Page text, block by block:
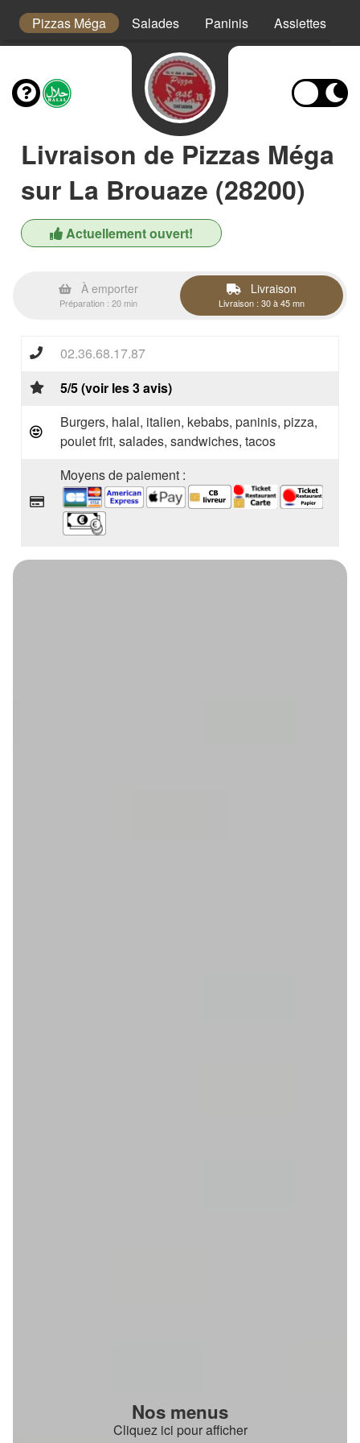
Pizzas Méga Salades Paninis Assiettes
Livraison de Pizzas Méga
sur La Brouaze (28200)
Actuellement ouvert!
À emporter
Préparation : 20 min
Livraison
Livraison : 30 à 45 mn
02.36.68.17.87
5/5 (voir les 3 avis)
Burgers, halal, italien, kebabs, paninis, pizza,
poulet frit, salades, sandwiches, tacos
Moyens de paiement :
Nos menus
Cliquez ici pour afficher